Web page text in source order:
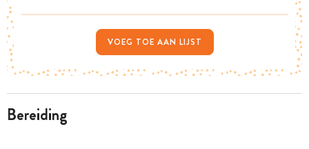
bereiding
VOEG TOE AAN LIJST